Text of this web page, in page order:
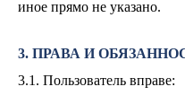
иное прямо не указано.
3. ПРАВА И
3.1. Пользователь вправе: